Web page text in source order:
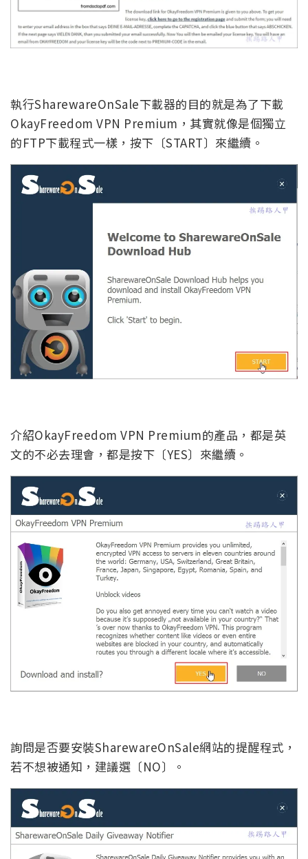
執行SharewareOnSale下載器的目的就是為了下載
OkayFreedom VPN Premium，其實就像是個獨立
的FTP下載程式一樣，按下〔START〕來繼續。
介紹OkayFreedom VPN Premium的產品，都是英
文的不必去理會，都是按下〔YES〕來繼續。
詢問是否要安裝SharewareOnSale網站的提醒程式，
若不想被通知，建議選〔NO〕。